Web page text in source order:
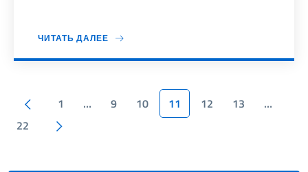
ЧИТАТЬ ДАЛЕЕ
Пагинация
Предыдущая страница
1 … 9 10 11 12 13
…
22
Следующая страница